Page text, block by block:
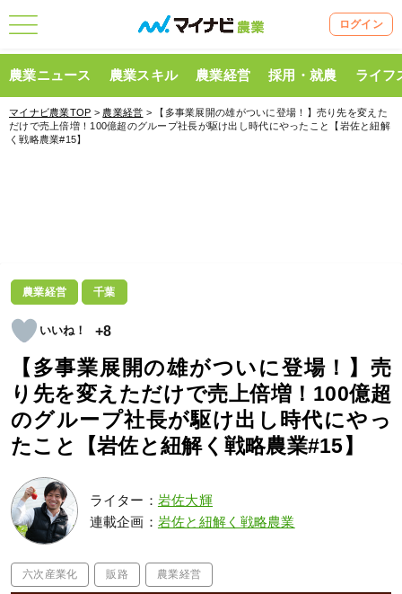
ログイン
農業ニュース 農業スキル 農業経営 採用・就農 ライフ
マイナビ農業TOP > 農業経営 > 【多事業展開の雄がついに登場！】売り先を変えた
だけで売上倍増！100億超のグループ社長が駆け出し時代にやったこと【岩佐と紐解
く戦略農業#15】
農業経営 千葉
+8
【多事業展開の雄がついに登場！】売
り先を変えただけで売上倍増！100億超
のグループ社長が駆け出し時代にやっ
たこと【岩佐と紐解く戦略農業#15】
ライター： 岩佐大輝
連載企画： 岩佐と紐解く戦略農業
六次産業化 販路 農業経営